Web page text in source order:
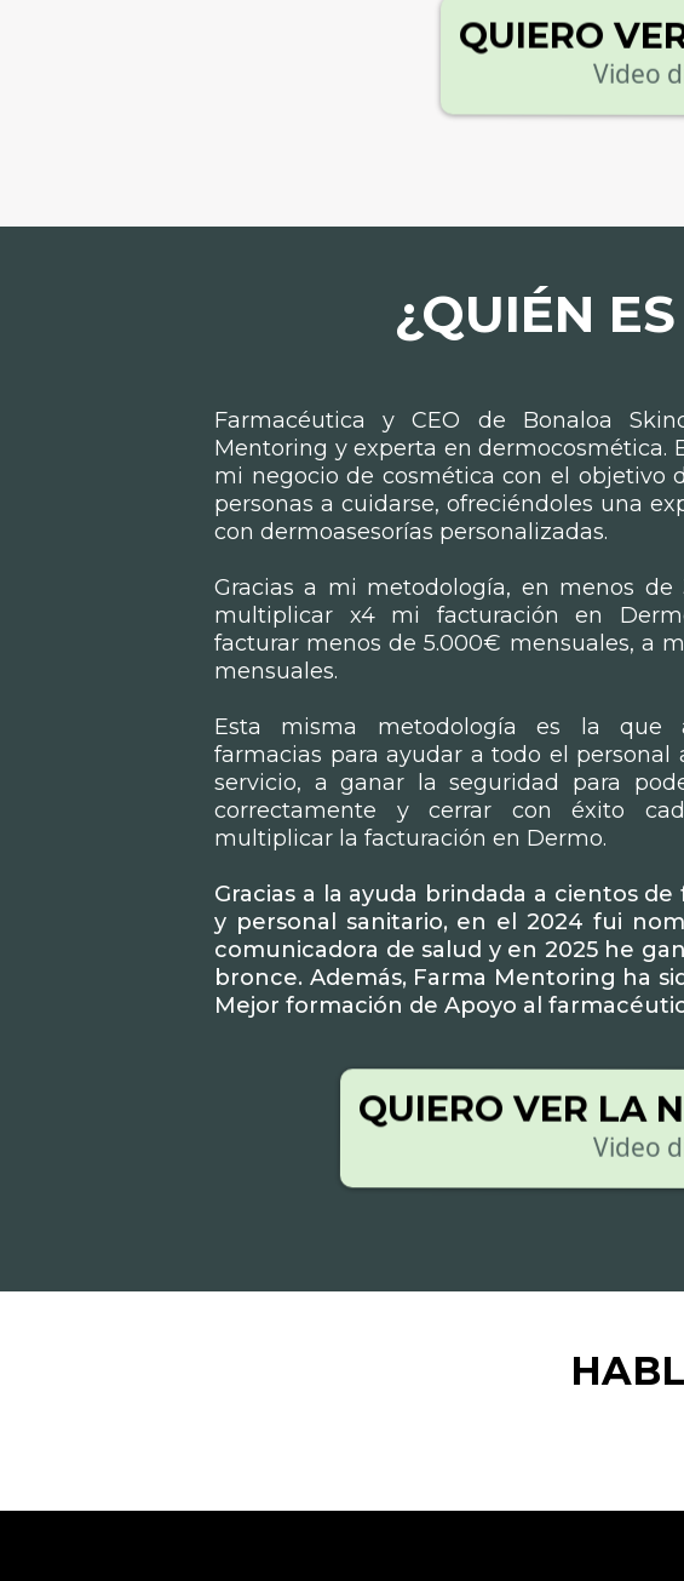
QUIERO
Video
¿QUIÉN
Farmacéutica y CEO de Bonaloa
Mentoring y experta en dermocosmética.
mi negocio de cosmética con el objetivo
personas a cuidarse, ofreciéndoles una
con dermoasesorías personalizadas.
Gracias a mi metodología, en menos de
multiplicar x4 mi facturación en
facturar menos de 5.000€ mensuales, a
mensuales.
Esta misma metodología es la que
farmacias para ayudar a todo el personal
servicio, a ganar la seguridad para
correctamente y cerrar con éxito
multiplicar la facturación en Dermo.
Gracias a la ayuda brindada a cientos
y personal sanitario, en el 2024 fui
comunicadora de salud y en 2025 he
bronce. Además, Farma Mentoring ha
Mejor formación de Apoyo al
QUIERO VER LA
Video